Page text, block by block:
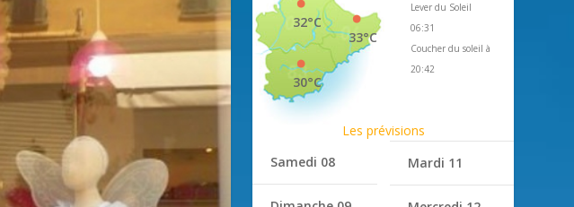
33°C
32°C
30°C
Lever du Soleil
06:31
Coucher du soleil à
20:42
Les prévisions
Samedi 08
Mardi 11